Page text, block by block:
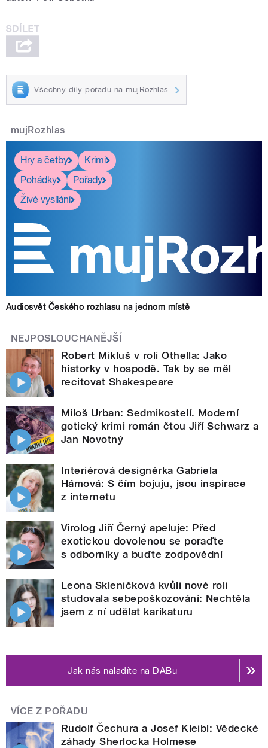
Všechny díly pořadu na mujRozhlas
mujRozhlas
Hry a četby
Krimi
Pohádky
Pořady
Živé vysílání
Audiosvět Českého rozhlasu na jednom místě
NEJPOSLOUCHANĚJŠÍ
Robert Mikluš v roli Othella: Jako
historky v hospodě. Tak by se měl
recitovat Shakespeare
Miloš Urban: Sedmikostelí. Moderní
gotický krimi román čtou Jiří Schwarz a
Jan Novotný
Interiérová designérka Gabriela
Hámová: S čím bojuju, jsou inspirace
z internetu
Virolog Jiří Černý apeluje: Před
exotickou dovolenou se poraďte
s odborníky a buďte zodpovědní
Leona Skleničková kvůli nové roli
studovala sebepoškozování: Nechtěla
jsem z ní udělat karikaturu
Jak nás naladíte na DABu
VÍCE Z POŘADU
Rudolf Čechura a Josef Kleibl: Vědecké
záhady Sherlocka Holmese